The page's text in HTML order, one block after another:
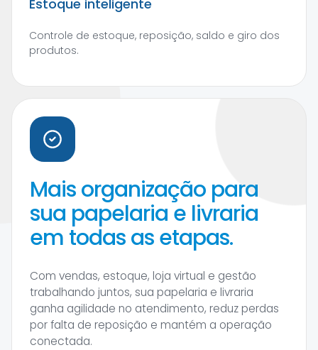
Estoque inteligente
Controle de estoque, reposição, saldo e giro dos
produtos.
Mais organização para
sua papelaria e livraria
em todas as etapas.
Com vendas, estoque, loja virtual e gestão
trabalhando juntos, sua papelaria e livraria
ganha agilidade no atendimento, reduz perdas
por falta de reposição e mantém a operação
conectada.